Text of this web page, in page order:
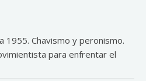
1955. Chavismo y peronismo.
para enfrentar el